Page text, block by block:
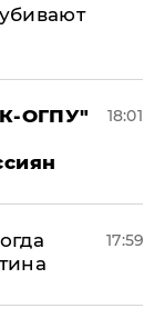
ОГПУ"
18:01
17:59